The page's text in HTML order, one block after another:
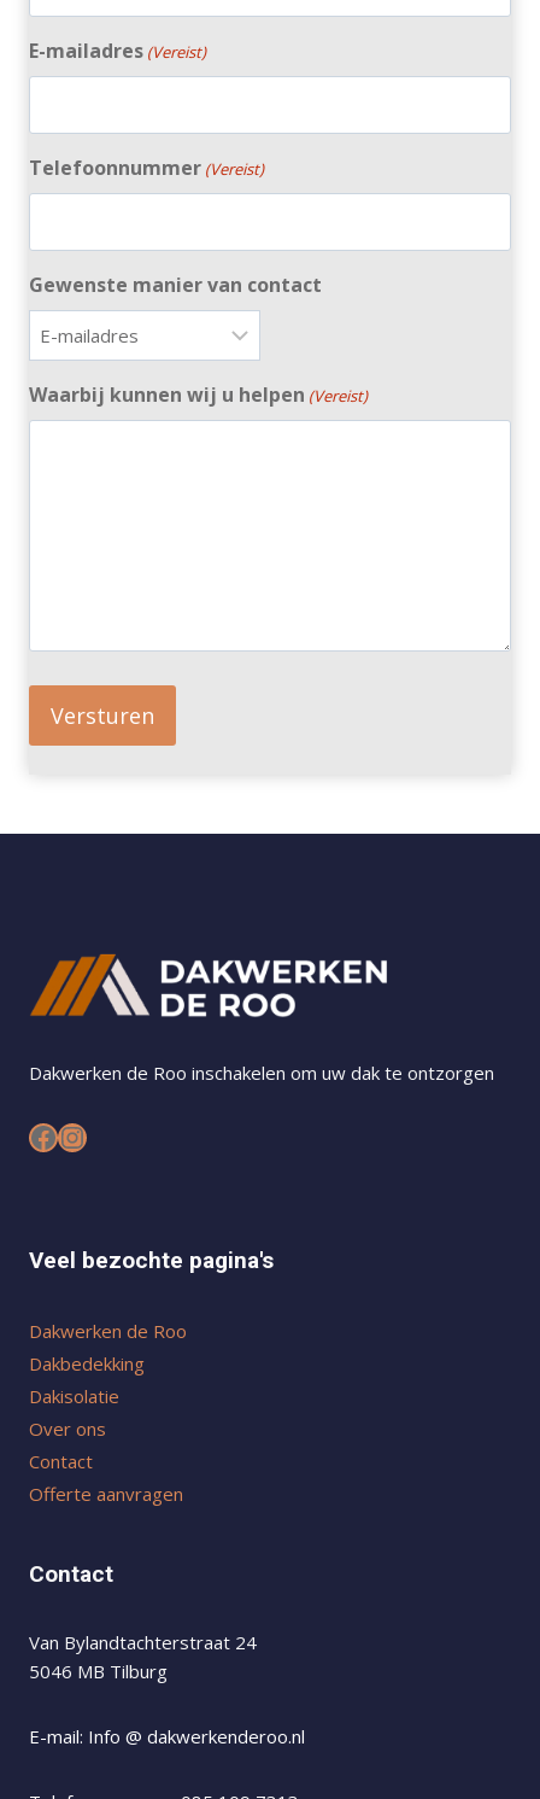
E-mailadres (Vereist)
Telefoonnummer (Vereist)
Gewenste manier van contact
Waarbij kunnen wij u helpen (Vereist)
Dakwerken de Roo inschakelen om uw dak te ontzorgen
Facebook
Instagram
Veel bezochte pagina's
Dakwerken de Roo
Dakbedekking
Dakisolatie
Over ons
Contact
Offerte aanvragen
Contact
Van Bylandtachterstraat 24
5046 MB Tilburg
E-mail: Info @ dakwerkenderoo.nl